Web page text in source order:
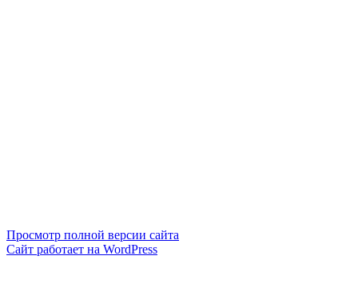
Просмотр полной версии сайта
Сайт работает на WordPress